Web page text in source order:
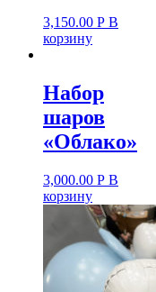
3,150.00 Р В
корзину
Набор
шаров
«Облако»
3,000.00 Р В
корзину